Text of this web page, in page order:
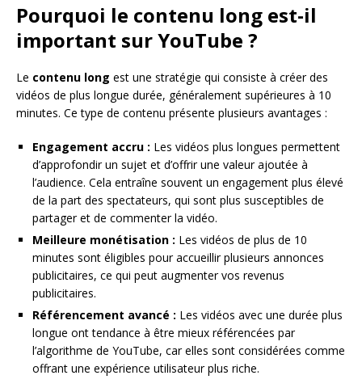
Pourquoi le contenu long est-il
important sur YouTube ?
Le contenu long est une stratégie qui consiste à créer des
vidéos de plus longue durée, généralement supérieures à 10
minutes. Ce type de contenu présente plusieurs avantages :
Engagement accru : Les vidéos plus longues permettent
d’approfondir un sujet et d’offrir une valeur ajoutée à
l’audience. Cela entraîne souvent un engagement plus élevé
de la part des spectateurs, qui sont plus susceptibles de
partager et de commenter la vidéo.
Meilleure monétisation : Les vidéos de plus de 10
minutes sont éligibles pour accueillir plusieurs annonces
publicitaires, ce qui peut augmenter vos revenus
publicitaires.
Référencement avancé : Les vidéos avec une durée plus
longue ont tendance à être mieux référencées par
l’algorithme de YouTube, car elles sont considérées comme
offrant une expérience utilisateur plus riche.